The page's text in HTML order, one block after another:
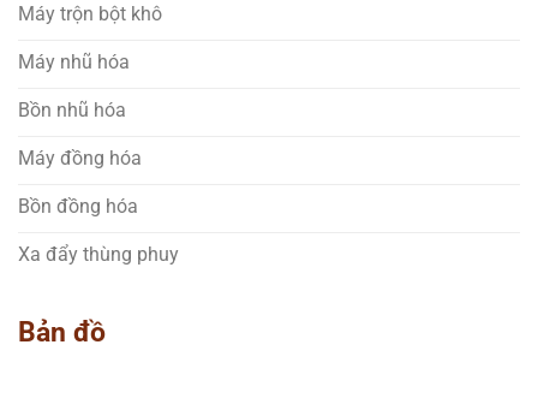
Máy trộn bột khô
Máy nhũ hóa
Bồn nhũ hóa
Máy đồng hóa
Bồn đồng hóa
Xa đẩy thùng phuy
Bản đồ